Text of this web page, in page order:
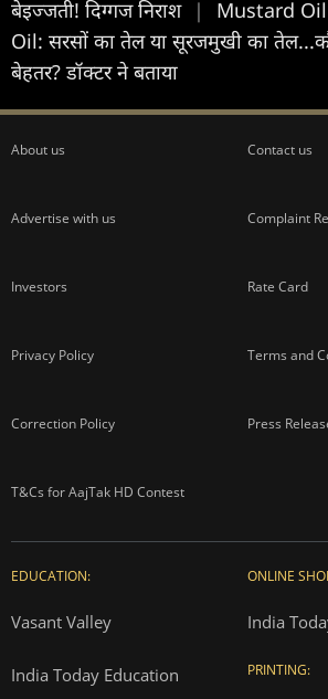
बेइज्जती! दिग्गज निराश |
Mustard
Oil: सरसों का तेल या सूरजमुखी का
बेहतर? डॉक्टर ने बताया
About us Contact us
Advertise with us Complaint
Investors Rate Card
Privacy Policy Terms and
Correction Policy Press
T&Cs for AajTak HD Contest
EDUCATION:
Vasant Valley
India Today Education
ONLINE
India
PRINTING: